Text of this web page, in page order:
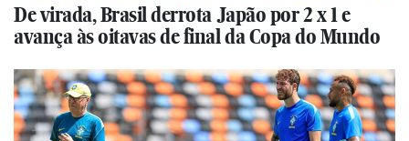
De virada, Brasil derrota Japão por 2 x 1 e
avança às oitavas de final da Copa do Mundo